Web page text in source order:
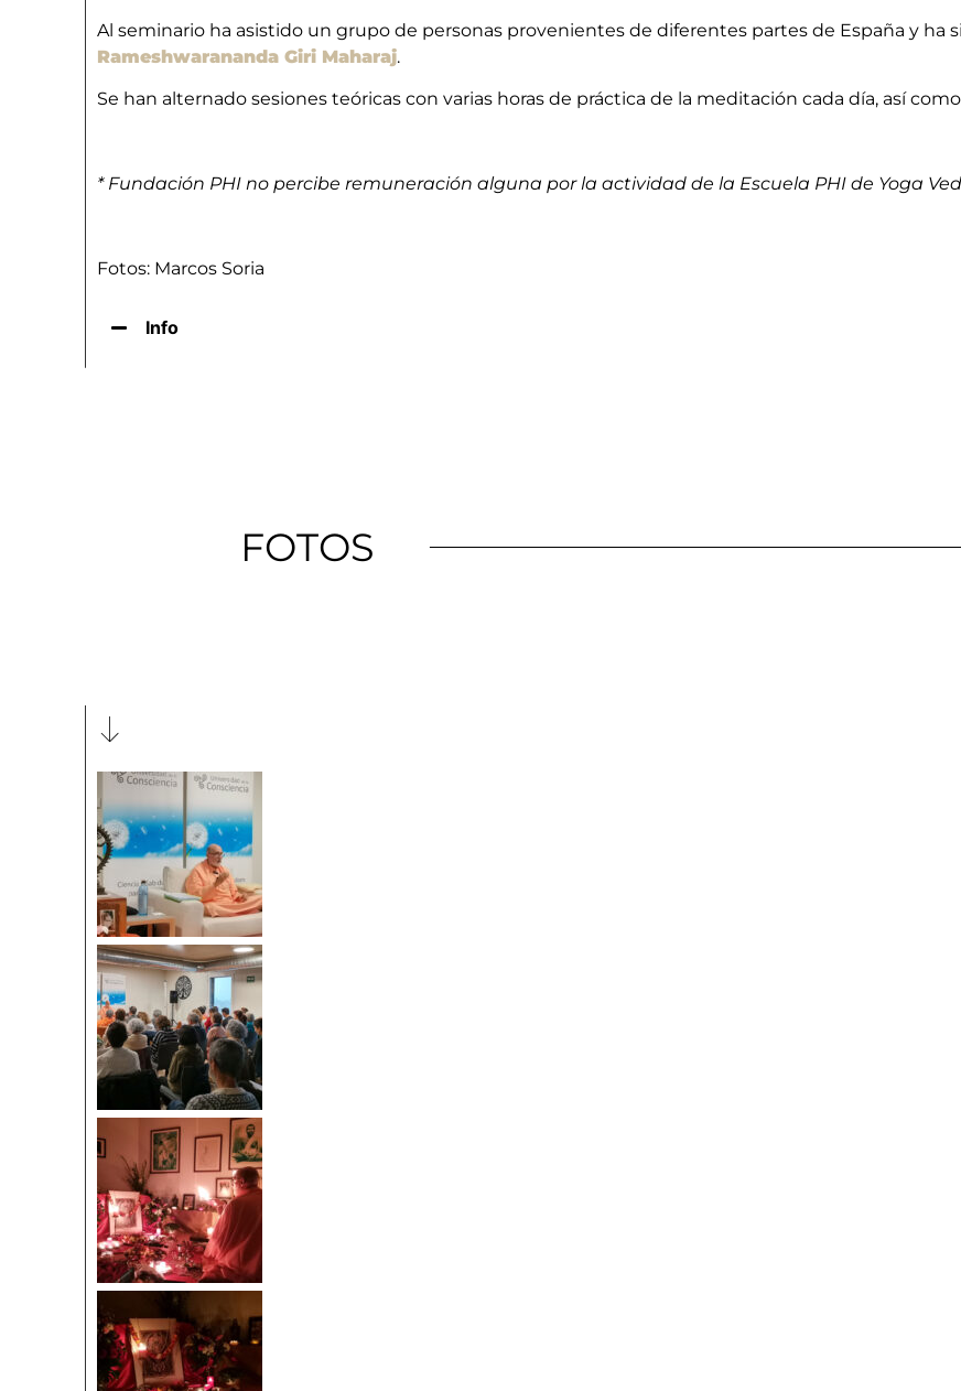
Al seminario ha asistido un grupo de personas provenientes de diferentes partes de España y ha
Rameshwarananda Giri Maharaj.
Se han alternado sesiones teóricas con varias horas de práctica de la meditación cada día, así
* Fundación PHI no percibe remuneración alguna por la actividad de la Escuela PHI de Yoga
Fotos: Marcos Soria
Info
FOTOS